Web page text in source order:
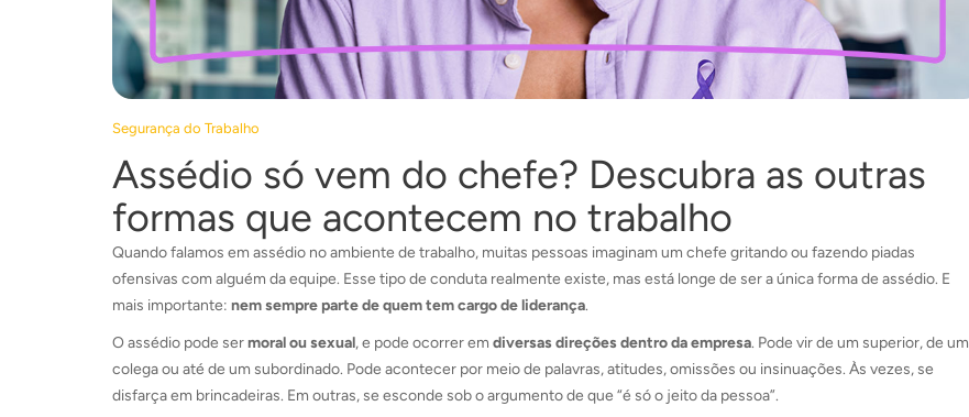
Segurança do Trabalho
Assédio só vem do chefe? Descubra as outras
formas que acontecem no trabalho
Quando falamos em assédio no ambiente de trabalho, muitas pessoas imaginam um chefe gritando ou fazendo piadas
ofensivas com alguém da equipe. Esse tipo de conduta realmente existe, mas está longe de ser a única forma de assédio. E
mais importante: nem sempre parte de quem tem cargo de liderança.
O assédio pode sermoral ou sexual, e pode ocorrer em diversas direções dentro da empresa. Pode vir de um superior, de um
colega ou até de um subordinado. Pode acontecer por meio de palavras, atitudes, omissões ou insinuações. Às vezes, se
disfarça em brincadeiras. Em outras, se esconde sob o argumento de que “é só o jeito da pessoa”.